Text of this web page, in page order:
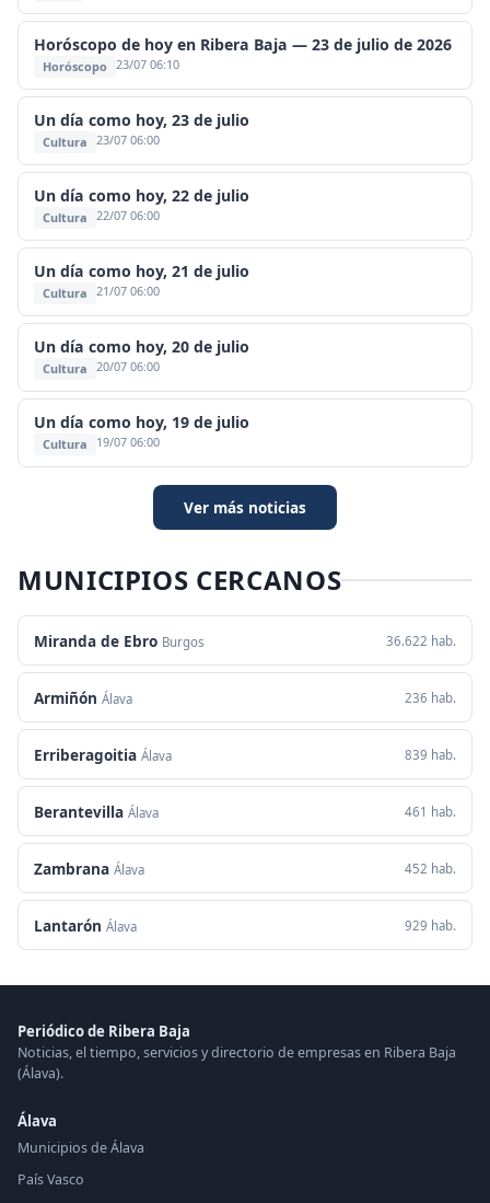
Horóscopo de hoy en Ribera Baja — 23 de julio de 2026
Horóscopo 23/07 06:10
Un día como hoy, 23 de julio
Cultura 23/07 06:00
Un día como hoy, 22 de julio
Cultura 22/07 06:00
Un día como hoy, 21 de julio
Cultura 21/07 06:00
Un día como hoy, 20 de julio
Cultura 20/07 06:00
Un día como hoy, 19 de julio
Cultura 19/07 06:00
Ver más noticias
MUNICIPIOS CERCANOS
Miranda de Ebro Burgos 36.622 hab.
Armiñón Álava 236 hab.
Erriberagoitia Álava 839 hab.
Berantevilla Álava 461 hab.
Zambrana Álava 452 hab.
Lantarón Álava 929 hab.
Periódico de Ribera Baja
Noticias, el tiempo, servicios y directorio de empresas en Ribera Baja
(Álava).
Álava
Municipios de Álava
País Vasco